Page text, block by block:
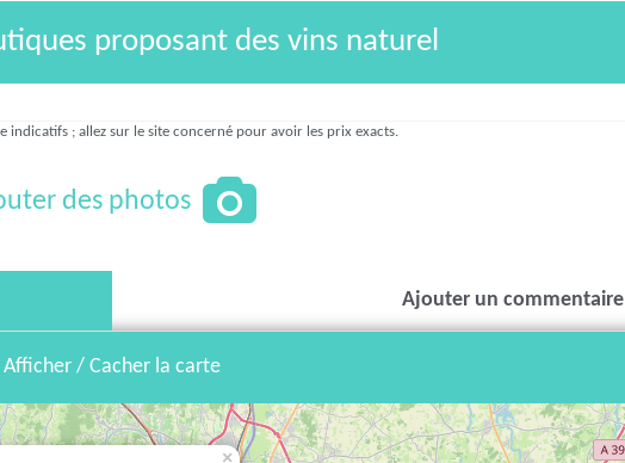
proposant des vins naturel
indicatifs ; allez sur le site concerné pour avoir les prix exacts.
des photos
Ajouter un commentaire
Afficher / Cacher la carte
×